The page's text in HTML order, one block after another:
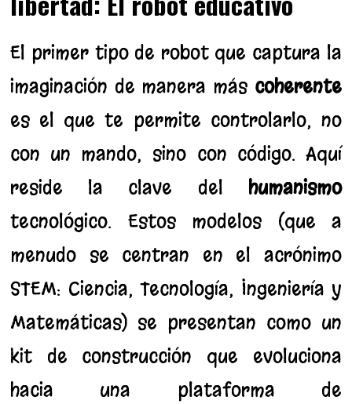
El primer tipo de robot que captura la
imaginación de manera más coherente
es el que te permite controlarlo, no
con un mando, sino con código. Aquí
reside la clave del humanismo
tecnológico. Estos modelos (que a
menudo se centran en el acrónimo
STEM: Ciencia, Tecnología, Ingeniería y
Matemáticas) se presentan como un
kit de construcción que evoluciona
hacia una plataforma de